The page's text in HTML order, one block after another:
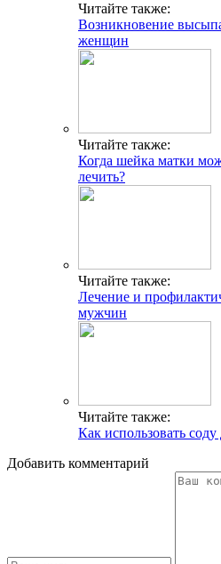
Читайте также:
Возникновение
женщин
Читайте также:
Когда шейка матки
лечить?
Читайте также:
Лечение и
мужчин
Читайте также:
Как использовать
Добавить комментарий